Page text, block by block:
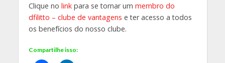
Clique no linkpara se tornar um membro do
dfilitto – clube de vantagens e ter acesso a todos
os benefícios do nosso clube.
Compartilhe isso: